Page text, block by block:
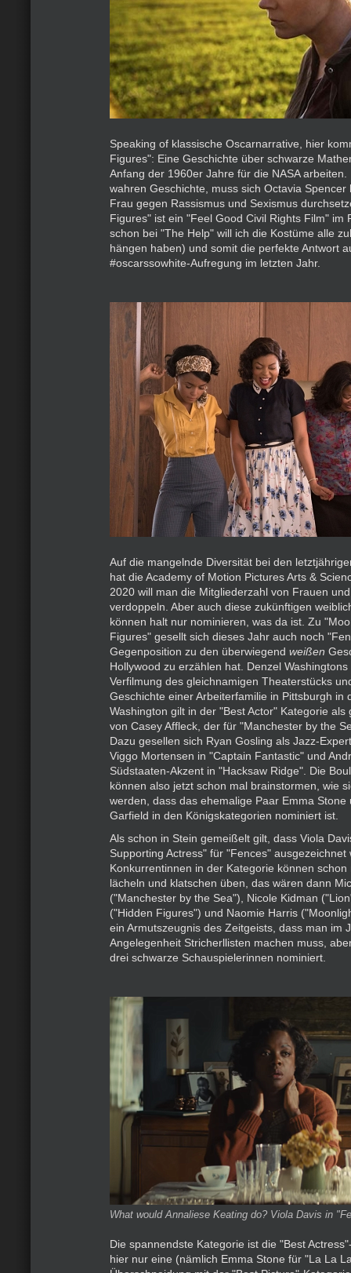
Speaking of klassische Oscarnarrative, hier
Figures": Eine Geschichte über schwarze
Anfang der 1960er Jahre für die NASA
wahren Geschichte, muss sich Octavia Spencer
Frau gegen Rassismus und Sexismus
Figures" ist ein "Feel Good Civil Rights Film" im
schon bei "The Help" will ich die Kostüme alle
hängen haben) und somit die perfekte Antwort
#oscarssowhite-Aufregung im letzten Jahr.
Auf die mangelnde Diversität bei den
hat die Academy of Motion Pictures Arts &
2020 will man die Mitgliederzahl von Frauen
verdoppeln. Aber auch diese zukünftigen
können halt nur nominieren, was da ist. Zu
Figures" gesellt sich dieses Jahr auch noch
Gegenposition zu den überwiegend weißen
Hollywood zu erzählen hat. Denzel
Verfilmung des gleichnamigen Theaterstücks
Geschichte einer Arbeiterfamilie in Pittsburgh in
Washington gilt in der "Best Actor" Kategorie
von Casey Affleck, der für "Manchester by the
Dazu gesellen sich Ryan Gosling als Jazz-
Viggo Mortensen in "Captain Fantastic" und
Südstaaten-Akzent in "Hacksaw Ridge". Die
können also jetzt schon mal brainstormen, wie
werden, dass das ehemalige Paar Emma Stone
Garfield in den Königskategorien nominiert ist.
Als schon in Stein gemeißelt gilt, dass Viola
Supporting Actress" für "Fences" ausgezeichnet
Konkurrentinnen in der Kategorie können schon
lächeln und klatschen üben, das wären dann
("Manchester by the Sea"), Nicole Kidman
("Hidden Figures") und Naomie Harris
ein Armutszeugnis des Zeitgeists, dass man im
Angelegenheit Stricherllisten machen muss,
drei schwarze Schauspielerinnen nominiert.
What would Annaliese Keating do? Viola Davis in
Die spannendste Kategorie ist die "Best
hier nur eine (nämlich Emma Stone für "La La